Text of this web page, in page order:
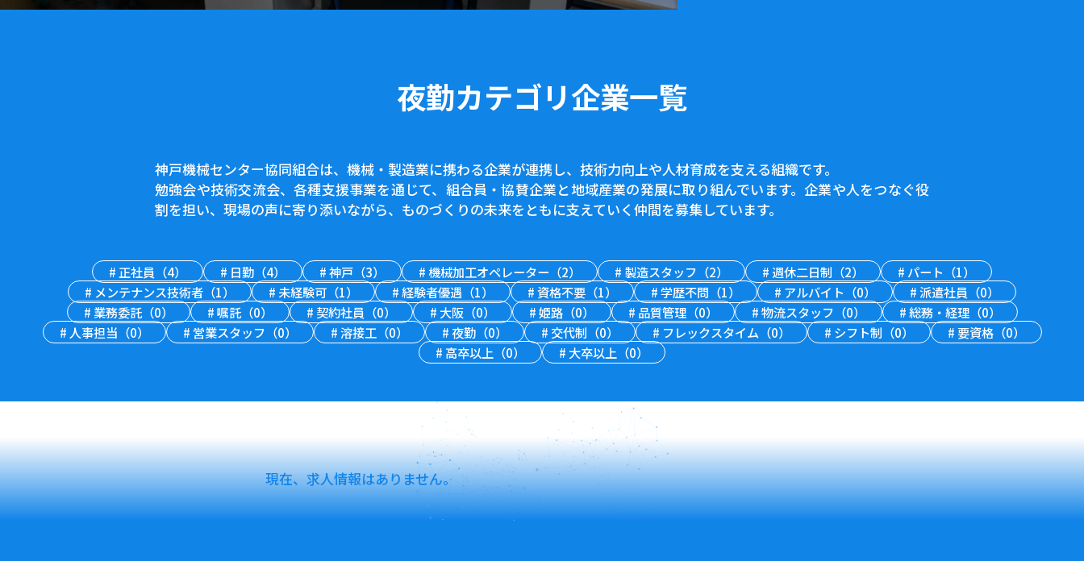
夜勤カテゴリ企業一覧
神戸機械センター協同組合は、機械・製造業に携わる企業が連携し、技術力向上や人材育成を支える組織です。
勉強会や技術交流会、各種支援事業を通じて、組合員・協賛企業と地域産業の発展に取り組んでいます。企業や人をつなぐ役
割を担い、現場の声に寄り添いながら、ものづくりの未来をともに支えていく仲間を募集しています。
# 正社員（4） # 日勤（4） #神戸（3） # 機械加工オペレーター（2） # 製造スタッフ（2） # 週休二日制（2） # パート（1）
# メンテナンス技術者（1） # 未経験可（1） #経験者優遇（1） #資格不要（1） #学歴不問（1） # アルバイト（0） #派遣社員（0）
# 業務委託（0） #嘱託（0） # 契約社員（0） # 大阪（0） #姫路（0） # 品質管理（0） #物流スタッフ（0） #総務・経理（0）
# 人事担当（0） # 営業スタッフ（0） #溶接工（0） #夜勤（0） # 交代制（0） # フレックスタイム（0） # シフト制（0） # 要資格（0）
# 高卒以上（0） # 大卒以上（0）
現在、求人情報はありません。